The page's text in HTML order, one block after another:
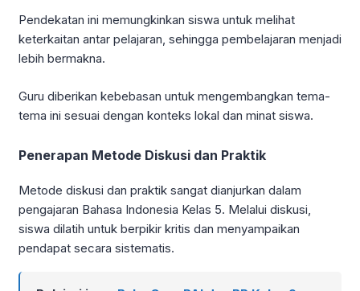
Pendekatan ini memungkinkan siswa untuk melihat
keterkaitan antar pelajaran, sehingga pembelajaran menjadi
lebih bermakna.
Guru diberikan kebebasan untuk mengembangkan tema-
tema ini sesuai dengan konteks lokal dan minat siswa.
Penerapan Metode Diskusi dan Praktik
Metode diskusi dan praktik sangat dianjurkan dalam
pengajaran Bahasa Indonesia Kelas 5. Melalui diskusi,
siswa dilatih untuk berpikir kritis dan menyampaikan
pendapat secara sistematis.